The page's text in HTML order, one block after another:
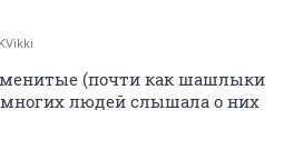
KVikki
(почти как шашлыки
многих людей слышала о них